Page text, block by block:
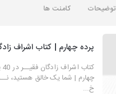
توضیحات کامنت ها
پرده چهارم | کتاب اشراف
چهارم | شما یک خالق هستید،
خ...